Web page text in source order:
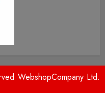
WebshopCompany Ltd.